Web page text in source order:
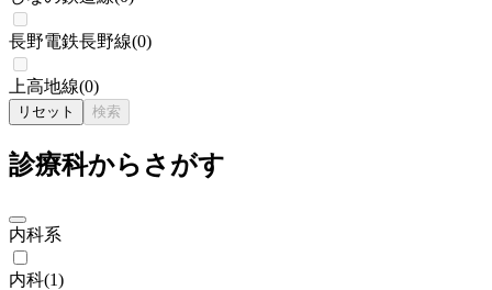
長野電鉄長野線(0)
上高地線(0)
リセット 検索
診療科からさがす
内科系
内科(1)